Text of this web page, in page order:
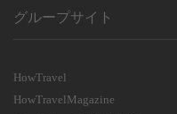
グループサイト
HowTravel
HowTravelMagazine